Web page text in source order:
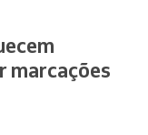
marcações